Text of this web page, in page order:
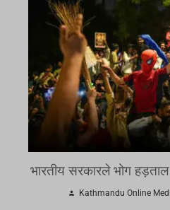
भारतीय सरकारले भोग हड़ताल
Kathmandu Online